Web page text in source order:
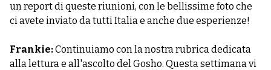
un report di queste riunioni, con le bellissime foto che
ci avete inviato da tutti Italia e anche due esperienze!
Frankie:Continuiamo con la nostra rubrica dedicata
alla lettura e all'ascolto del Gosho. Questa settimana vi